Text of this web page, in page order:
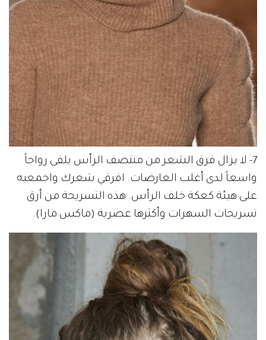
7- لا يزال فرق الشعر من منتصف الرأس يلقى رواجاً
واسعاً لدى أغلب العارضات. افرقي شعرك واجمعيه
على هيئة كعكة خلف الرأس. هذه التسريحة من أرق
تسريحات السهرات وأكثرها عصرية (ماكس مارا).